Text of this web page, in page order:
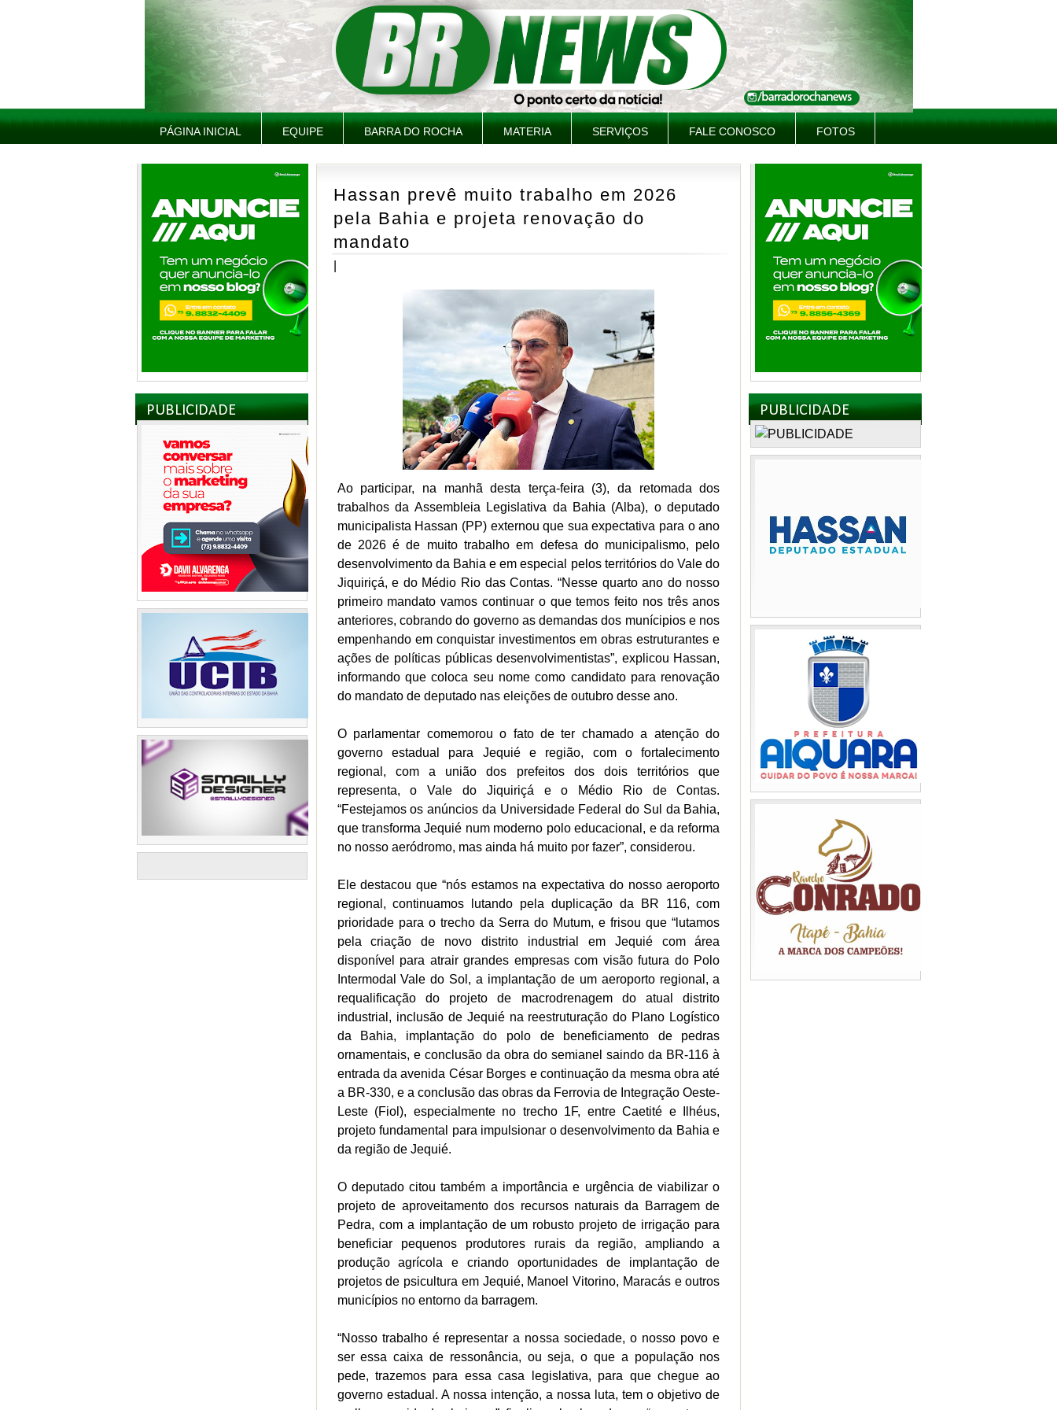
PÁGINA INICIAL EQUIPE BARRA DO ROCHA MATERIA SERVIÇOS FALE CONOSCO FOTOS
PUBLICIDADE
Hassan prevê muito trabalho em 2026
pela Bahia e projeta renovação do
mandato
Ao participar, na manhã desta terça-feira (3), da retomada dos
trabalhos da Assembleia Legislativa da Bahia (Alba), o deputado
municipalista Hassan (PP) externou que sua expectativa para o ano
de 2026 é de muito trabalho em defesa do municipalismo, pelo
desenvolvimento da Bahia e em especial pelos territórios do Vale do
Jiquiriçá, e do Médio Rio das Contas. “Nesse quarto ano do nosso
primeiro mandato vamos continuar o que temos feito nos três anos
anteriores, cobrando do governo as demandas dos munícipios e nos
empenhando em conquistar investimentos em obras estruturantes e
ações de políticas públicas desenvolvimentistas”, explicou Hassan,
informando que coloca seu nome como candidato para renovação
do mandato de deputado nas eleições de outubro desse ano.
O parlamentar comemorou o fato de ter chamado a atenção do
governo estadual para Jequié e região, com o fortalecimento
regional, com a união dos prefeitos dos dois territórios que
representa, o Vale do Jiquiriçá e o Médio Rio de Contas.
“Festejamos os anúncios da Universidade Federal do Sul da Bahia,
que transforma Jequié num moderno polo educacional, e da reforma
no nosso aeródromo, mas ainda há muito por fazer”, considerou.
Ele destacou que “nós estamos na expectativa do nosso aeroporto
regional, continuamos lutando pela duplicação da BR 116, com
prioridade para o trecho da Serra do Mutum, e frisou que “lutamos
pela criação de novo distrito industrial em Jequié com área
disponível para atrair grandes empresas com visão futura do Polo
Intermodal Vale do Sol, a implantação de um aeroporto regional, a
requalificação do projeto de macrodrenagem do atual distrito
industrial, inclusão de Jequié na reestruturação do Plano Logístico
da Bahia, implantação do polo de beneficiamento de pedras
ornamentais, e conclusão da obra do semianel saindo da BR-116 à
entrada da avenida César Borges e continuação da mesma obra até
a BR-330, e a conclusão das obras da Ferrovia de Integração Oeste-
Leste (Fiol), especialmente no trecho 1F, entre Caetité e Ilhéus,
projeto fundamental para impulsionar o desenvolvimento da Bahia e
da região de Jequié.
O deputado citou também a importância e urgência de viabilizar o
projeto de aproveitamento dos recursos naturais da Barragem de
Pedra, com a implantação de um robusto projeto de irrigação para
beneficiar pequenos produtores rurais da região, ampliando a
produção agrícola e criando oportunidades de implantação de
projetos de psicultura em Jequié, Manoel Vitorino, Maracás e outros
municípios no entorno da barragem.
“Nosso trabalho é representar a nossa sociedade, o nosso povo e
ser essa caixa de ressonância, ou seja, o que a população nos
pede, trazemos para essa casa legislativa, para que chegue ao
governo estadual. A nossa intenção, a nossa luta, tem o objetivo de
PUBLICIDADE